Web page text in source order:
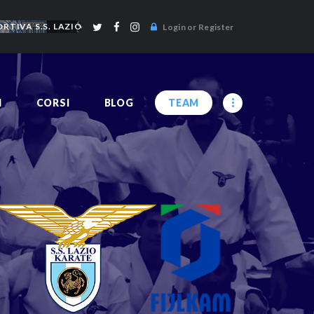
S.S. LAZIO Login or Register
CORSI BLOG TEAM